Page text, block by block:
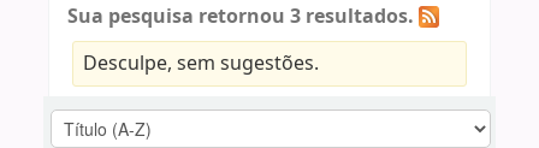
Sua pesquisa retornou 3 resultados.
Desculpe, sem sugestões.